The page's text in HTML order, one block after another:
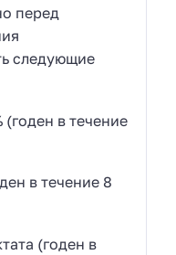
перед
следующие
в течение
в течение 8
(годен в